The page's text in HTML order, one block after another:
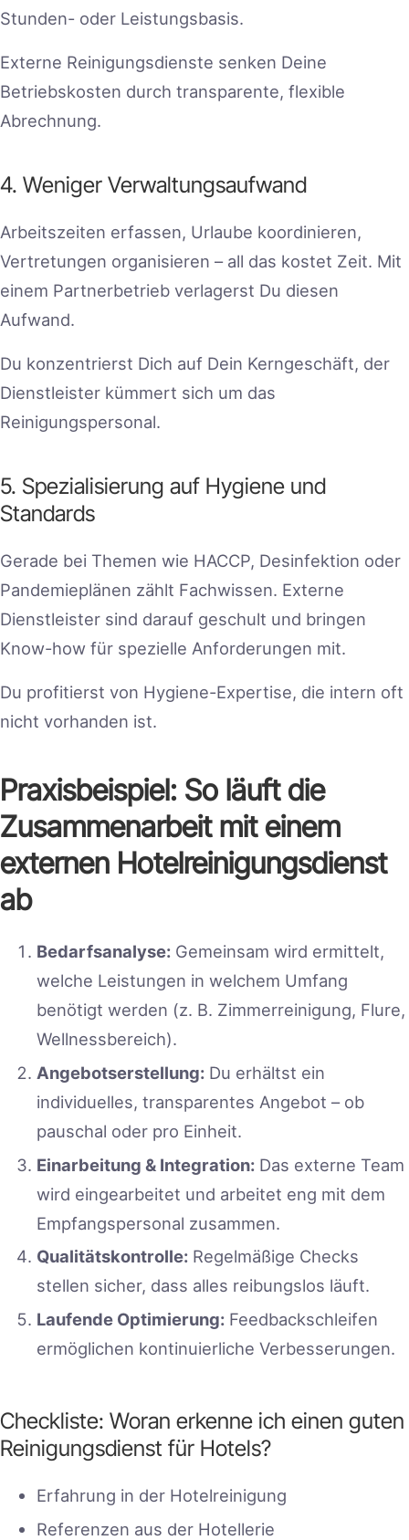
Stunden- oder Leistungsbasis.
Externe Reinigungsdienste senken Deine
Betriebskosten durch transparente, flexible
Abrechnung.
4. Weniger Verwaltungsaufwand
Arbeitszeiten erfassen, Urlaube koordinieren,
Vertretungen organisieren – all das kostet Zeit. Mit
einem Partnerbetrieb verlagerst Du diesen
Aufwand.
Du konzentrierst Dich auf Dein Kerngeschäft, der
Dienstleister kümmert sich um das
Reinigungspersonal.
5. Spezialisierung auf Hygiene und
Standards
Gerade bei Themen wie HACCP, Desinfektion oder
Pandemieplänen zählt Fachwissen. Externe
Dienstleister sind darauf geschult und bringen
Know-how für spezielle Anforderungen mit.
Du profitierst von Hygiene-Expertise, die intern oft
nicht vorhanden ist.
Praxisbeispiel: So läuft die
Zusammenarbeit mit einem
externen Hotelreinigungsdienst
ab
Bedarfsanalyse: Gemeinsam wird ermittelt,
welche Leistungen in welchem Umfang
benötigt werden (z. B. Zimmerreinigung, Flure,
Wellnessbereich).
Angebotserstellung: Du erhältst ein
individuelles, transparentes Angebot – ob
pauschal oder pro Einheit.
Einarbeitung & Integration: Das externe Team
wird eingearbeitet und arbeitet eng mit dem
Empfangspersonal zusammen.
Qualitätskontrolle: Regelmäßige Checks
stellen sicher, dass alles reibungslos läuft.
Laufende Optimierung: Feedbackschleifen
ermöglichen kontinuierliche Verbesserungen.
Checkliste: Woran erkenne ich einen guten
Reinigungsdienst für Hotels?
Erfahrung in der Hotelreinigung
Referenzen aus der Hotellerie